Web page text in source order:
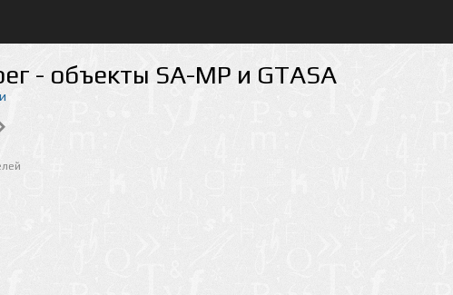
- объекты SA-MP и GTASA